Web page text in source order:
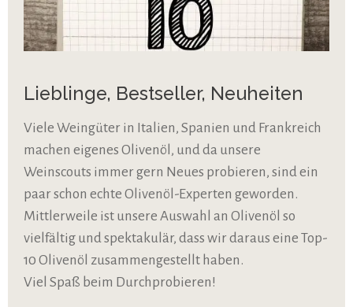
Lieblinge, Bestseller, Neuheiten
Viele Weingüter in Italien, Spanien und Frankreich
machen eigenes Olivenöl, und da unsere
Weinscouts immer gern Neues probieren, sind ein
paar schon echte Olivenöl-Experten geworden.
Mittlerweile ist unsere Auswahl an Olivenöl so
vielfältig und spektakulär, dass wir daraus eine Top-
10 Olivenöl zusammengestellt haben.
Viel Spaß beim Durchprobieren!